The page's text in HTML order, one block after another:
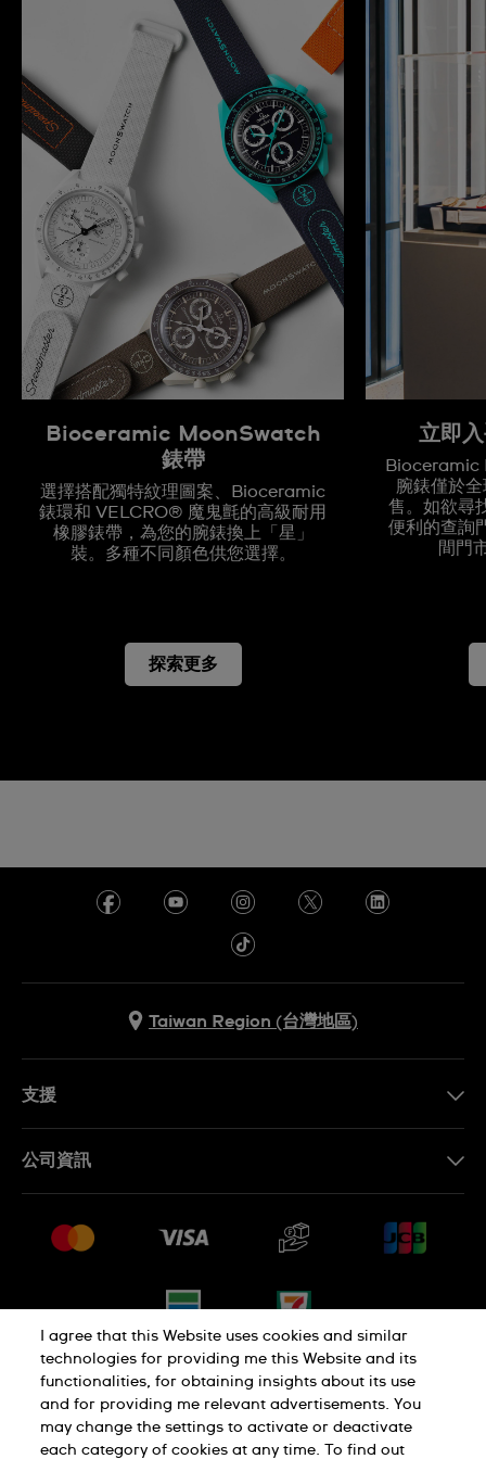
Bioceramic MoonSwatch
錶帶
選擇搭配獨特紋理圖案、Bioceramic
錶環和 VELCRO® 魔鬼氈的高級耐用
橡膠錶帶，為您的腕錶換上「星」
裝。多種不同顏色供您選擇。
探索更多
立即
Bioceramic
腕錶僅於
售。如欲尋
便利的查詢
間門
Taiwan Region (台灣地區)
支援
銷售條款
公司資訊
工作機會
隱私權政策 Cookie Notice
I agree that this Website uses cookies and similar
technologies for providing me this Website and its
functionalities, for obtaining insights about its use
and for providing me relevant advertisements. You
may change the settings to activate or deactivate
each category of cookies at any time. To find out